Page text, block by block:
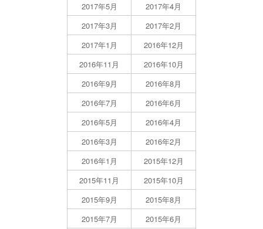
2017年5月
2017年4月
2017年3月
2017年2月
2017年1月
2016年12月
2016年11月
2016年10月
2016年9月
2016年8月
2016年7月
2016年6月
2016年5月
2016年4月
2016年3月
2016年2月
2016年1月
2015年12月
2015年11月
2015年10月
2015年9月
2015年8月
2015年7月
2015年6月